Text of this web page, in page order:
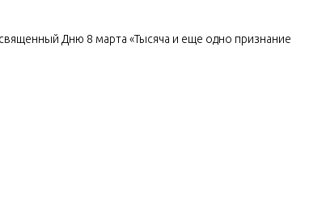
Дню 8 марта «Тысяча и еще одно признание